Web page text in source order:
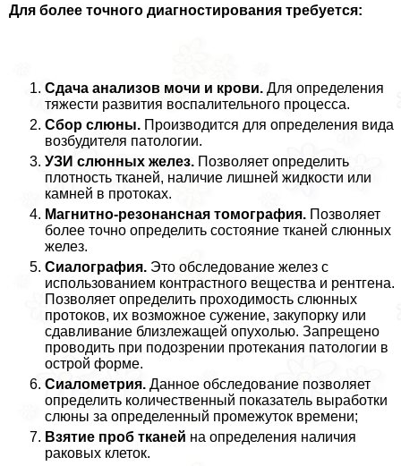
Для более точного диагностирования требуется:
Сдача анализов мочи и крови. Для определения
тяжести развития воспалительного процесса.
Сбор слюны. Производится для определения вида
возбудителя патологии.
УЗИ слюнных желез. Позволяет определить
плотность тканей, наличие лишней жидкости или
камней в протоках.
Магнитно-резонансная томография. Позволяет
более точно определить состояние тканей слюнных
желез.
Сиалография. Это обследование желез с
использованием контрастного вещества и рентгена.
Позволяет определить проходимость слюнных
протоков, их возможное сужение, закупорку или
сдавливание близлежащей опухолью. Запрещено
проводить при подозрении протекания патологии в
острой форме.
Сиалометрия. Данное обследование позволяет
определить количественный показатель выработки
слюны за определенный промежуток времени;
Взятие проб тканей на определения наличия
paковых клеток.